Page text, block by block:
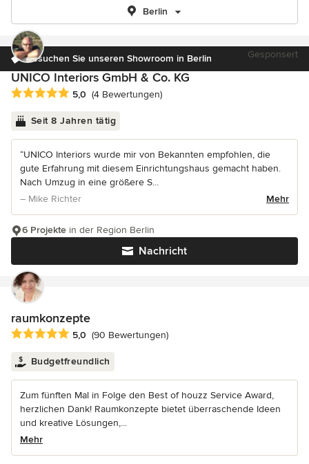
Berlin
Besuchen Sie unseren Showroom in Berlin Gesponsert
UNICO Interiors GmbH & Co. KG
Durchschnittliche Bewertung: 5 von 5 Sternen
5,0 (4 Bewertungen)
Seit 8 Jahren tätig
“UNICO Interiors wurde mir von Bekannten empfohlen, die
gute Erfahrung mit diesem Einrichtungshaus gemacht haben.
Nach Umzug in eine größere S...
– Mike Richter
Mehr
Nachricht
6 Projekte in der Region Berlin
raumkonzepte
Durchschnittliche Bewertung: 5 von 5 Sternen
5,0 (90 Bewertungen)
Budgetfreundlich
Zum fünften Mal in Folge den Best of houzz Service Award,
herzlichen Dank! Raumkonzepte bietet überraschende Ideen
und kreative Lösungen,...
Mehr